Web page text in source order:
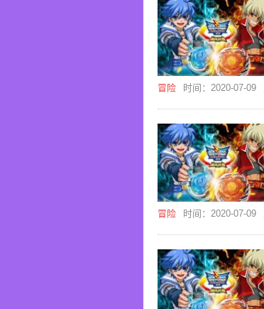
冒险 时间：2020-07-09
冒险 时间：2020-07-09